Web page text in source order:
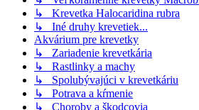
↳ Krevetka Halocaridina rubra
↳ Iné druhy krevetiek...
Akvárium pre krevetky
↳ Zariadenie krevetkária
↳ Rastlinky a machy
↳ Spolubývajúci v krevetkáriu
↳ Potrava a kŕmenie
↳ Choroby a škodcovia